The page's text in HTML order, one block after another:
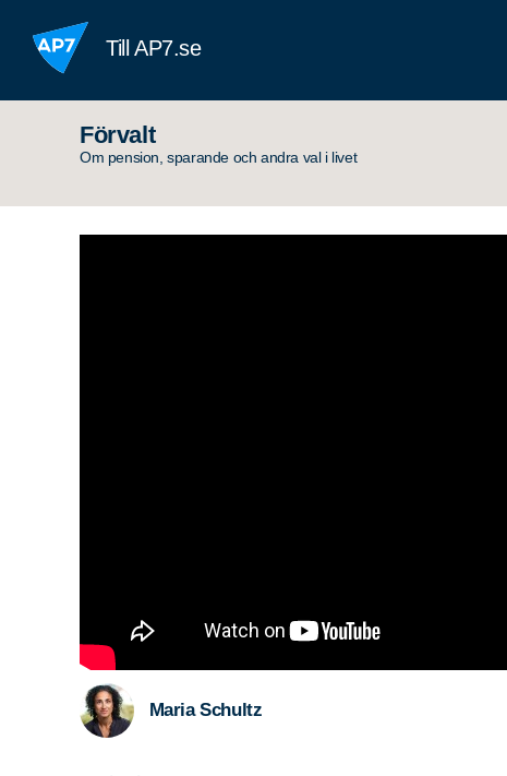
Hoppa till innehållet
Till AP7.se
Förvalt
Om pension, sparande och andra val i livet
Maria Schultz